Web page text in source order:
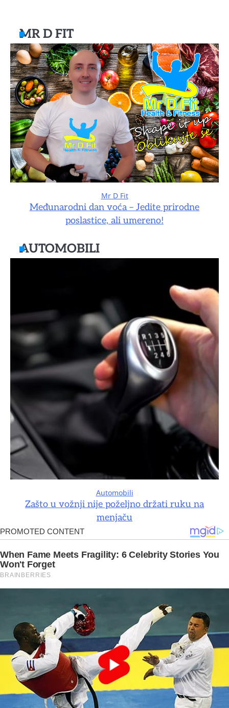
MR D FIT
Mr D Fit
Međunarodni dan voća – Jedite prirodne
poslastice, ali umereno!
AUTOMOBILI
Automobili
Zašto u vožnji nije poželjno držati ruku na
menjaču